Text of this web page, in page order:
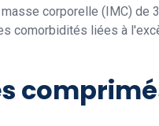
corporelle (IMC) de
comorbidités liées à